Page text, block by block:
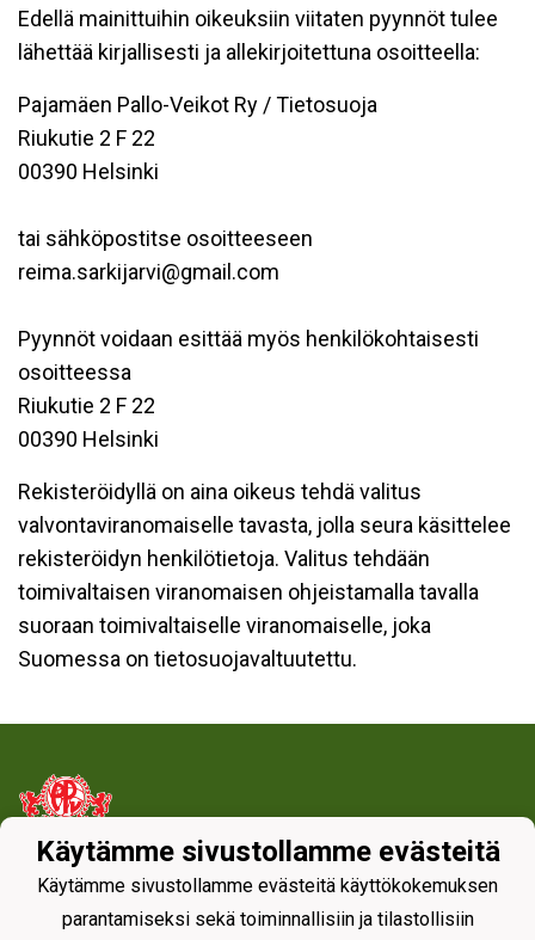
Edellä mainittuihin oikeuksiin viitaten pyynnöt tulee
lähettää kirjallisesti ja allekirjoitettuna osoitteella:
Pajamäen Pallo-Veikot Ry / Tietosuoja
Riukutie 2 F 22
00390 Helsinki
tai sähköpostitse osoitteeseen
reima.sarkijarvi@gmail.com
Pyynnöt voidaan esittää myös henkilökohtaisesti
osoitteessa
Riukutie 2 F 22
00390 Helsinki
Rekisteröidyllä on aina oikeus tehdä valitus
valvontaviranomaiselle tavasta, jolla seura käsittelee
rekisteröidyn henkilötietoja. Valitus tehdään
toimivaltaisen viranomaisen ohjeistamalla tavalla
suoraan toimivaltaiselle viranomaiselle, joka
Suomessa on tietosuojavaltuutettu.
Tietosuojaseloste
Käytämme sivustollamme evästeitä
Käytämme sivustollamme evästeitä käyttökokemuksen
parantamiseksi sekä toiminnallisiin ja tilastollisiin